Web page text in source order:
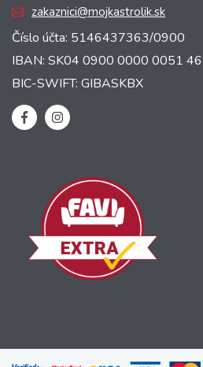
zakaznici@mojkastrolik.sk
Číslo účta: 5146437363/0900
IBAN: SK04 0900 0000 0051
BIC-SWIFT: GIBASKBX